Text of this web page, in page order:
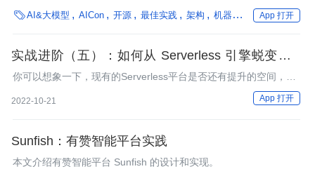
AI&大模型 AICon 开源 最佳实践 架构 机器学习/深度学习 App 打开
实战进阶（五）：如何从 Serverless 引擎蜕变成一
个 Serverless 平台？
你可以想象一下，现有的Serverless平台是否还有提升的空间，它
2022-10-21 App 打开
Sunfish：有赞智能平台实践
本文介绍有赞智能平台 Sunfish 的设计和实现。